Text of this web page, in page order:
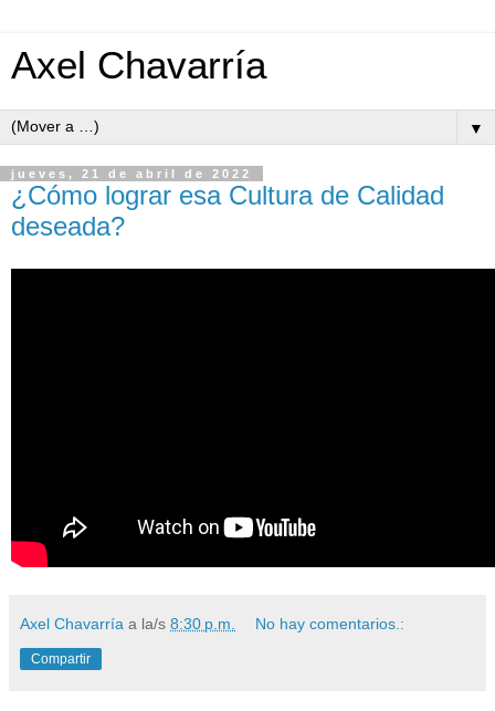
Axel Chavarría
▼
jueves, 21 de abril de 2022
¿Cómo lograr esa Cultura de Calidad
deseada?
Axel Chavarría a la/s 8:30 p.m. No hay comentarios.:
Compartir